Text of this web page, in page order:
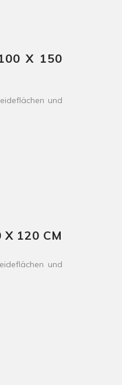
X 150
und
X 120 CM
und